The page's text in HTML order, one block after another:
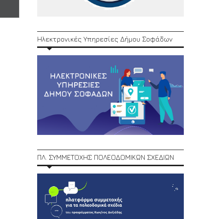
Ηλεκτρονικές Υπηρεσίες Δήμου Σοφάδων
ΠΛ. ΣΥΜΜΕΤΟΧΗΣ ΠΟΛΕΟΔΟΜΙΚΩΝ ΣΧΕΔΙΩΝ